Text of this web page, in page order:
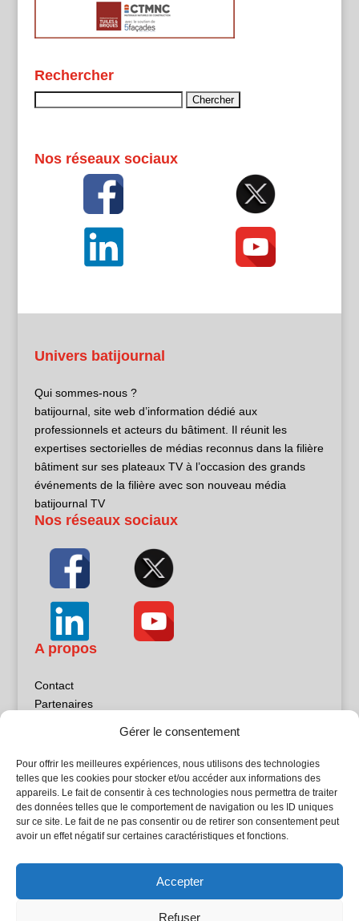
Gérer le consentement
Pour offrir les meilleures expériences, nous utilisons des technologies
telles que les cookies pour stocker et/ou accéder aux informations des
appareils. Le fait de consentir à ces technologies nous permettra de traiter
des données telles que le comportement de navigation ou les ID uniques
sur ce site. Le fait de ne pas consentir ou de retirer son consentement peut
avoir un effet négatif sur certaines caractéristiques et fonctions.
Accepter
Refuser
Rechercher
Nos réseaux sociaux
Univers batijournal
Qui sommes-nous ?
batijournal, site web d’information dédié aux
professionnels et acteurs du bâtiment. Il réunit les
expertises sectorielles de médias reconnus dans la filière
bâtiment sur ses plateaux TV à l’occasion des grands
événements de la filière avec son nouveau média
batijournal TV
Nos réseaux sociaux
A propos
Contact
Partenaires
Politique de confidentialité
Sites partenaires
5Façades
Atrium Patrimoine